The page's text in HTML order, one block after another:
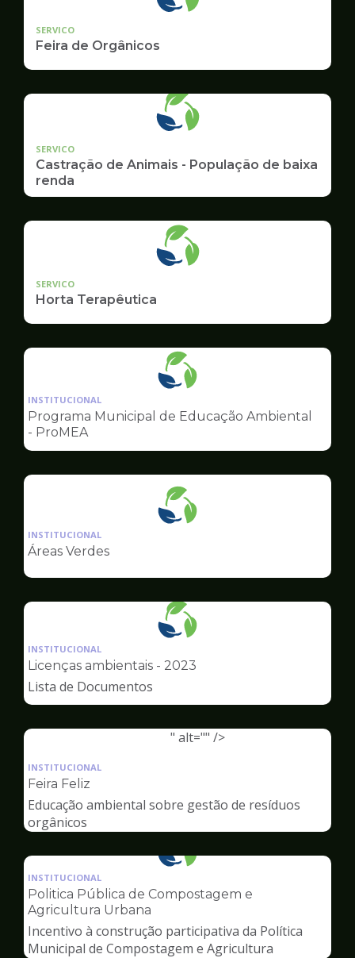
SERVICO
Feira de Orgânicos
SERVICO
Castração de Animais - População de baixa
renda
SERVICO
Horta Terapêutica
Ilustração
pagina
Meio
INSTITUCIONAL
Programa Municipal de Educação Ambiental
- ProMEA
Ilustração
Meio
Ambiente
INSTITUCIONAL
Áreas Verdes
Ilustração
pagina
INSTITUCIONAL
Licenças ambientais - 2023
Lista de Documentos
" alt="" />
Ilustração
Meio
Ambiente
INSTITUCIONAL
Feira Feliz
Educação ambiental sobre gestão de resíduos
orgânicos
Ilustração
pagina
Meio
Ambiente
INSTITUCIONAL
Politica Pública de Compostagem e
Agricultura Urbana
Incentivo à construção participativa da Política
Municipal de Compostagem e Agricultura